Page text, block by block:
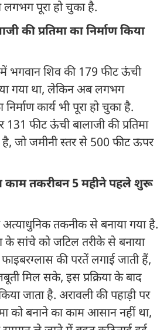
लगभग पूरा हो चुका है.
की प्रतिमा का निर्माण किया
में भगवान शिव की 179 फीट ऊंची
गया था, लेकिन अब लगभग
निर्माण कार्य भी पूरा हो चुका है.
131 फीट ऊंची बालाजी की प्रतिमा
है, जो जमीनी स्तर से 500 फीट ऊपर
काम तकरीबन 5 महीने पहले शुरू
अत्याधुनिक तकनीक से बनाया गया है.
के सांचे को जटिल तरीके से बनाया
की परतें लगाई जाती हैं,
मिल सके, इस प्रक्रिया के बाद
जाता है. अरावली की पहाड़ी पर
को बनाने का काम आसान नहीं था,